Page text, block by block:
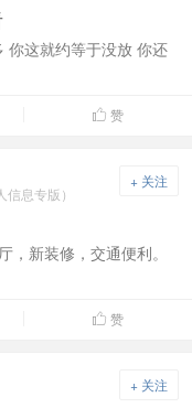
你这就约等于没放 你还
 赞
+ 关注
息专版）
新装修，交通便利。
 赞
+ 关注